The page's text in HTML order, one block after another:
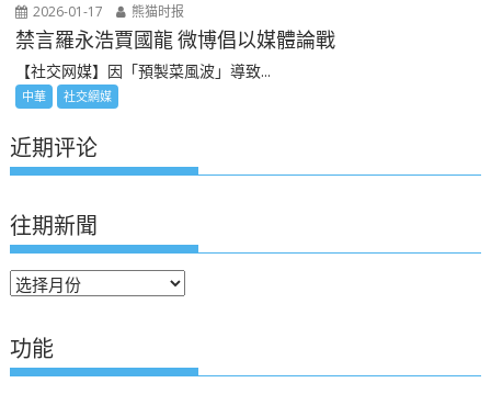
2026-01-17 熊猫时报
禁言羅永浩賈國龍 微博倡以媒體論戰
【社交网媒】因「預製菜風波」導致...
中華 社交網媒
近期评论
往期新聞
往
新
聞
功能